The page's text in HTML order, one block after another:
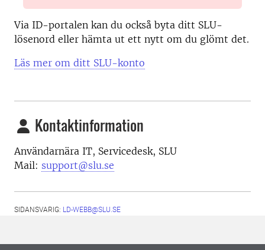
Via ID-portalen kan du också byta ditt SLU-
lösenord eller hämta ut ett nytt om du glömt det.
Läs mer om ditt SLU-konto
Kontaktinformation
Användarnära IT, Servicedesk, SLU
Mail: support@slu.se
SIDANSVARIG: LD-WEBB@SLU.SE